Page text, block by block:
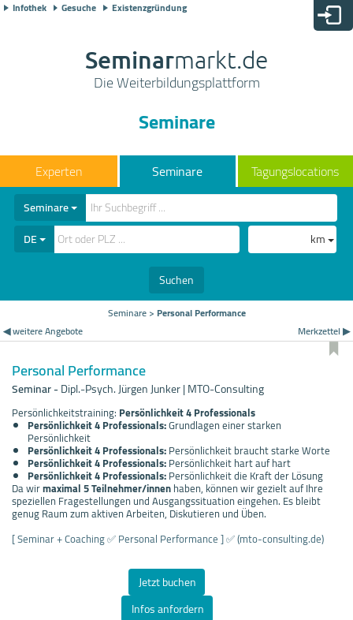
Infothek Gesuche Existenzgründung
Seminarmarkt.de
Die Weiterbildungsplattform
Seminare
Seminare Tagungslocations
Seminare
DE
km
Suchen
Seminare> Personal Performance
◀ weitere Angebote
Merkzettel ▶
Personal Performance
Seminar-Dipl.-Psych. Jürgen Junker | MTO-Consulting
Persönlichkeitstraining: Persönlichkeit 4 Professionals
Persönlichkeit 4 Professionals:Grundlagen einer starken
Persönlichkeit
Persönlichkeit 4 Professionals:Persönlichkeit braucht starke Worte
Persönlichkeit 4 Professionals:Persönlichkeit hart auf hart
Persönlichkeit 4 Professionals:Persönlichkeit die Kraft der Lösung
Da wirmaximal 5 Teilnehmer/innenhaben, können wir gezielt auf Ihre
speziellen Fragestellungen und Ausgangssituation eingehen. Es bleibt
genug Raum zum aktiven Arbeiten, Diskutieren und Üben.
[ Seminar + Coaching ✅ Personal Performance ] ✅ (mto-consulting.de)
Jetzt buchen
Infos anfordern